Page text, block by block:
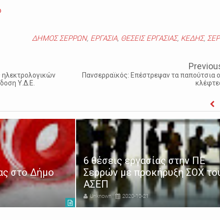
ΔΗΜΟΣ ΣΕΡΡΩΝ, ΕΡΓΑΣΙΑ, ΘΕΣΕΙΣ ΕΡΓΑΣΙΑΣ, ΚΕΔΗΣ,
Υ.Δ.Ε.
Πανσερραϊκός: Επέστρεψαν τα παπούτσια
στο Δήμο
6 θέσεις εργασίας στην ΠΕ
Σερρών με προκήρυξη ΣΟΧ
ΑΣΕΠ
Unknown 2020-10-21